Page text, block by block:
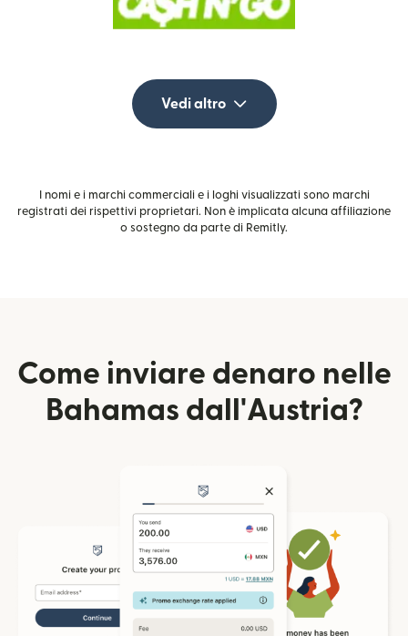
Vedi altro
I nomi e i marchi commerciali e i loghi visualizzati sono marchi
registrati dei rispettivi proprietari. Non è implicata alcuna affiliazione
o sostegno da parte di Remitly.
Come inviare denaro nelle
Bahamas dall'Austria?